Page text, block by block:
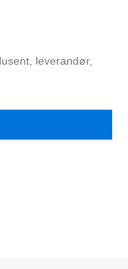
leverandør,